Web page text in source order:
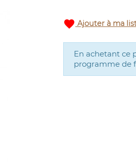
favorite Ajouter à ma
En achetant ce
programme de